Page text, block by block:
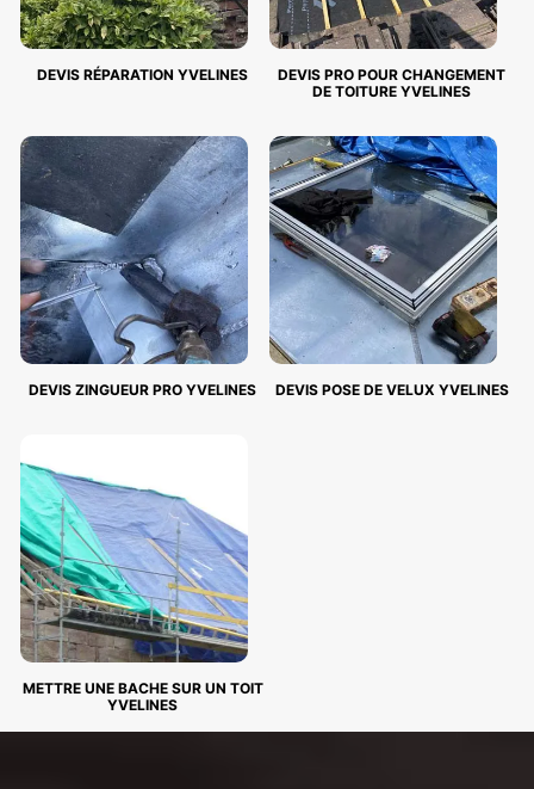
DEVIS RÉPARATION YVELINES
DEVIS PRO POUR CHANGEMENT
DE TOITURE YVELINES
DEVIS ZINGUEUR PRO YVELINES DEVIS POSE DE VELUX YVELINES
METTRE UNE BACHE SUR UN TOIT
YVELINES